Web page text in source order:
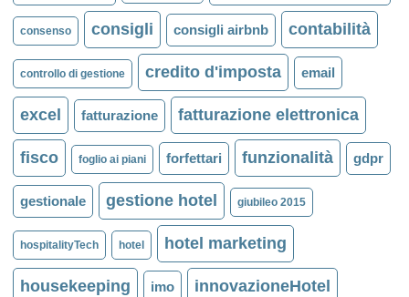
consenso consigli consigli airbnb contabilità
controllo di gestione credito d'imposta email
excel fatturazione fatturazione elettronica
fisco foglio ai piani forfettari funzionalità gdpr
gestionale gestione hotel giubileo 2015
hospitalityTech hotel hotel marketing
housekeeping imo innovazioneHotel